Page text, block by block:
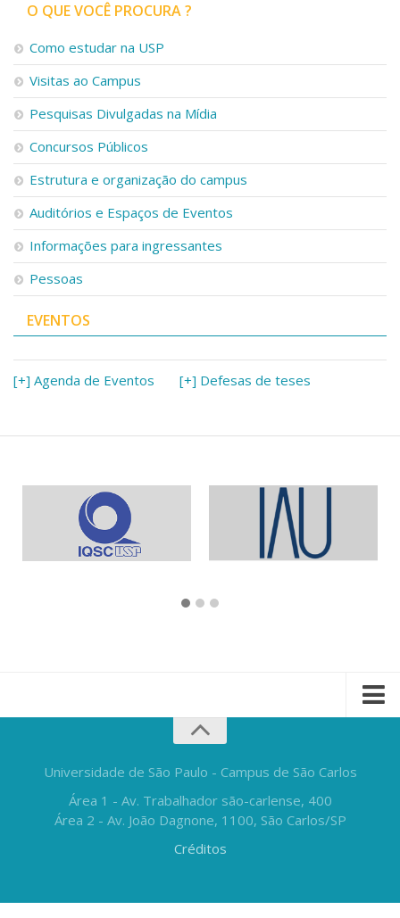
Empresas Juniores
Projetos, Programas e Cursos
Artes, Cultura e Esportes
Museus e Espaços Interativos
Serviços
Bibliotecas
Apoio ao Estudante
Segurança, Trânsito e Prevenção
RH, Administrativo e Financeiro
Outros serviços
Comunicação
Assessorias e Mídias
Aplicativos e Sites
Jornal da USP
Agenda de Eventos
Defesa de Teses
O QUE VOCÊ PROCURA ?
Como estudar na USP
Visitas ao Campus
Pesquisas Divulgadas na Mídia
Concursos Públicos
Estrutura e organização do campus
Auditórios e Espaços de Eventos
Informações para ingressantes
Pessoas
EVENTOS
[+] Agenda de Eventos [+] Defesas de teses
Universidade de São Paulo - Campus de São Carlos
Área 1 - Av. Trabalhador são-carlense, 400
Área 2 - Av. João Dagnone, 1100, São Carlos/SP
Créditos